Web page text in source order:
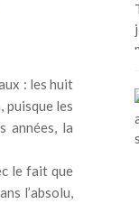
: les huit
les
années, la
le fait que
l’absolu,